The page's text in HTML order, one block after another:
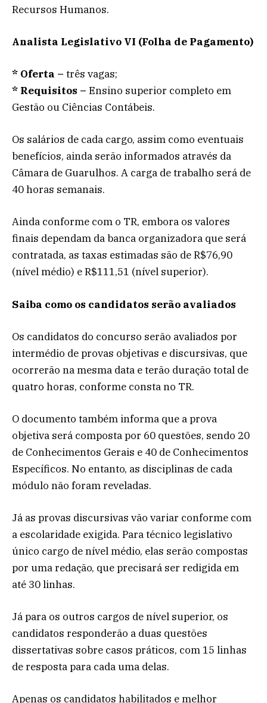
Recursos Humanos.
Analista Legislativo VI (Folha de Pagamento)
* Oferta – três vagas;
* Requisitos – Ensino superior completo em
Gestão ou Ciências Contábeis.
Os salários de cada cargo, assim como eventuais
benefícios, ainda serão informados através da
Câmara de Guarulhos. A carga de trabalho será de
40 horas semanais.
Ainda conforme com o TR, embora os valores
finais dependam da banca organizadora que será
contratada, as taxas estimadas são de R$76,90
(nível médio) e R$111,51 (nível superior).
Saiba como os candidatos serão avaliados
Os candidatos do concurso serão avaliados por
intermédio de provas objetivas e discursivas, que
ocorrerão na mesma data e terão duração total de
quatro horas, conforme consta no TR.
O documento também informa que a prova
objetiva será composta por 60 questões, sendo 20
de Conhecimentos Gerais e 40 de Conhecimentos
Específicos. No entanto, as disciplinas de cada
módulo não foram reveladas.
Já as provas discursivas vão variar conforme com
a escolaridade exigida. Para técnico legislativo
único cargo de nível médio, elas serão compostas
por uma redação, que precisará ser redigida em
até 30 linhas.
Já para os outros cargos de nível superior, os
candidatos responderão a duas questões
dissertativas sobre casos práticos, com 15 linhas
de resposta para cada uma delas.
Apenas os candidatos habilitados e melhor